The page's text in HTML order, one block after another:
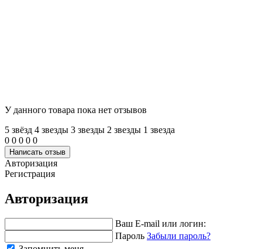
У данного товара пока нет отзывов
5 звёзд 4 звeзды 3 звeзды 2 звeзды 1 звeзда
0 0 0 0 0
Написать отзыв
Авторизация
Регистрация
Авторизация
Ваш E-mail или логин:
Пароль Забыли пароль?